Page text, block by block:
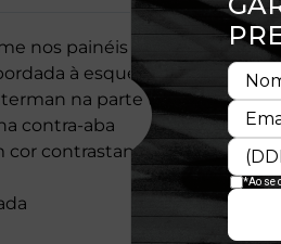
nos painéis frontais
à esquerda
na parte traseira
contra-aba
cor contrastante